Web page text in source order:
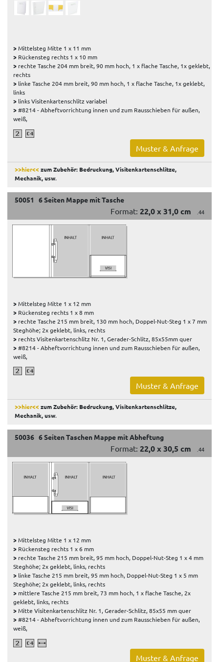
>Mittelsteg Mitte 1 x 11 mm
> Rückensteg rechts 1 x 10 mm
> rechte Tasche 204 mm breit, 90 mm hoch, 1 x flache Tasche, 1x geklebt,
rechts
> linke Tasche 204 mm breit, 90 mm hoch, 1 x flache Tasche, 1x geklebt,
links
> links Visitenkartenschlitz variabel
>#8214 - Abheftvorrichtung innen und zum Rausschieben für außen,
weiß,
Muster & Anfrage
>>hier<<zum Zubehör: Bedruckung, Visitenkartenschlitze,
Mechanik, usw.
50051 6 Seiten Mappe mit Tasche
Format: 22,0 x 31,0 cm .44
>Mittelsteg Mitte 1 x 12 mm
> Rückensteg rechts 1 x 8 mm
> rechte Tasche 215 mm breit, 130 mm hoch, Doppel-Nut-Steg 1 x 7 mm
Steghöhe; 2x geklebt, links, rechts
> rechts Visitenkartenschlitz Nr. 1, Gerader-Schlitz, 85x55mm quer
>#8214 - Abheftvorrichtung innen und zum Rausschieben für außen,
weiß,
Muster & Anfrage
>>hier<<zum Zubehör: Bedruckung, Visitenkartenschlitze,
Mechanik, usw.
50036 6 Seiten Taschen Mappe mit Abheftung
Format: 22,0 x 30,5 cm .44
>Mittelsteg Mitte 1 x 12 mm
> Rückensteg rechts 1 x 6 mm
> rechte Tasche 215 mm breit, 95 mm hoch, Doppel-Nut-Steg 1 x 4 mm
Steghöhe; 2x geklebt, links, rechts
> linke Tasche 215 mm breit, 95 mm hoch, Doppel-Nut-Steg 1 x 5 mm
Steghöhe; 2x geklebt, links, rechts
> mittlere Tasche 215 mm breit, 73 mm hoch, 1 x flache Tasche, 2x
geklebt, links, rechts
>Mitte Visitenkartenschlitz Nr. 1, Gerader-Schlitz, 85x55 mm quer
>#8214 - Abheftvorrichtung innen und zum Rausschieben für außen,
weiß,
Muster & Anfrage